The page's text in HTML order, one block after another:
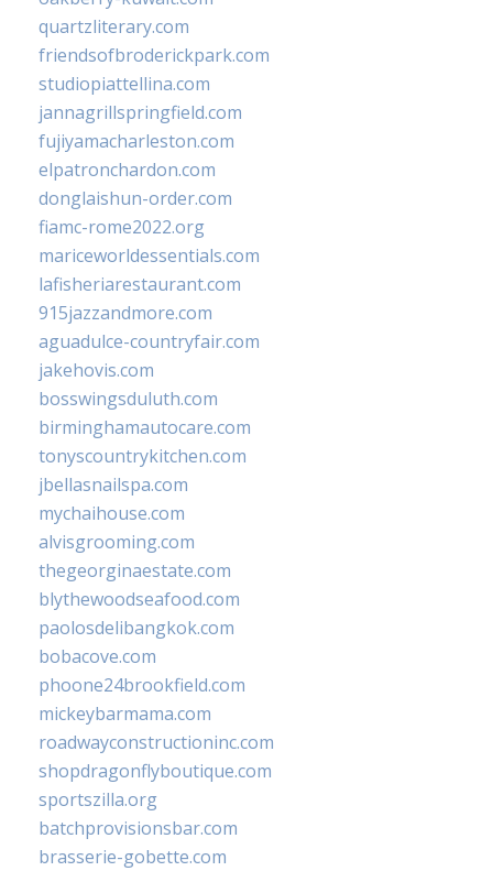
quartzliterary.com
friendsofbroderickpark.com
studiopiattellina.com
jannagrillspringfield.com
fujiyamacharleston.com
elpatronchardon.com
donglaishun-order.com
fiamc-rome2022.org
mariceworldessentials.com
lafisheriarestaurant.com
915jazzandmore.com
aguadulce-countryfair.com
jakehovis.com
bosswingsduluth.com
birminghamautocare.com
tonyscountrykitchen.com
jbellasnailspa.com
mychaihouse.com
alvisgrooming.com
thegeorginaestate.com
blythewoodseafood.com
paolosdelibangkok.com
bobacove.com
phoone24brookfield.com
mickeybarmama.com
roadwayconstructioninc.com
shopdragonflyboutique.com
sportszilla.org
batchprovisionsbar.com
brasserie-gobette.com